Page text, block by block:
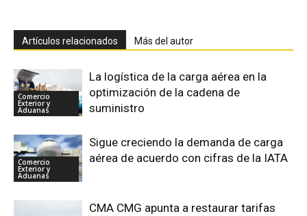
Artículos relacionados Más del autor
Comercio
Exterior y
Aduanas
La logística de la carga aérea en la
optimización de la cadena de
suministro
Comercio
Exterior y
Aduanas
Sigue creciendo la demanda de carga
aérea de acuerdo con cifras de la IATA
CMA CMG apunta a restaurar tarifas